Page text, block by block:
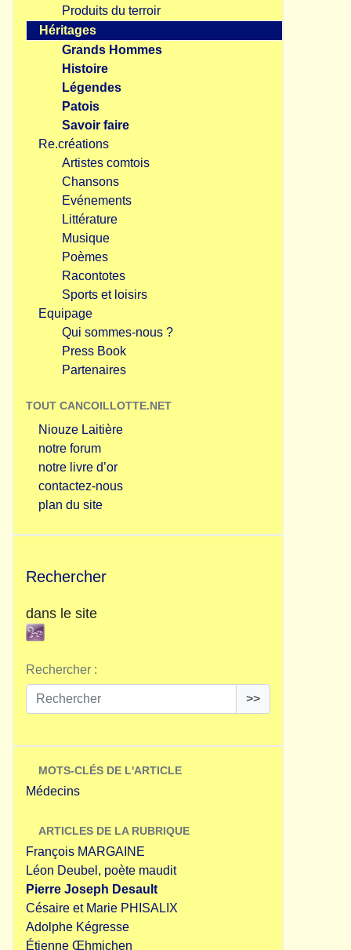
Produits du terroir
Héritages
Grands Hommes
Histoire
Légendes
Patois
Savoir faire
Re.créations
Artistes comtois
Chansons
Evénements
Littérature
Musique
Poèmes
Racontotes
Sports et loisirs
Equipage
Qui sommes-nous ?
Press Book
Partenaires
TOUT CANCOILLOTTE.NET
Niouze Laitière
notre forum
notre livre d’or
contactez-nous
plan du site
Rechercher
dans le site
Rechercher :
>>
MOTS-CLÉS DE L'ARTICLE
Médecins
ARTICLES DE LA RUBRIQUE
François MARGAINE
Léon Deubel, poète maudit
Pierre Joseph Desault
Césaire et Marie PHISALIX
Adolphe Kégresse
Étienne Œhmichen